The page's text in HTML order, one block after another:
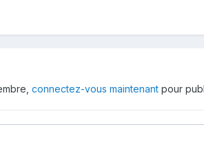
connectez-vous maintenant pour